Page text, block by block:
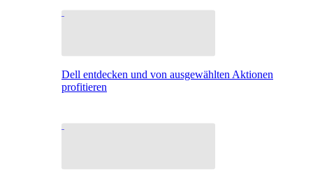
Dell entdecken und von ausgewählten Aktionen
profitieren